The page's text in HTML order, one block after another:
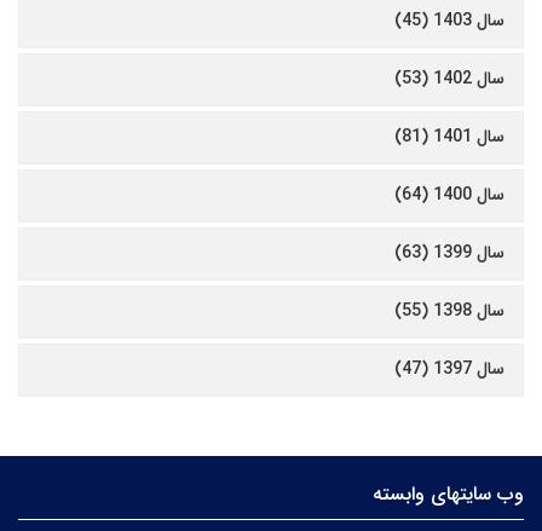
سال 1403 (45)
سال 1402 (53)
سال 1401 (81)
سال 1400 (64)
سال 1399 (63)
سال 1398 (55)
سال 1397 (47)
وب سایتهای وابسته